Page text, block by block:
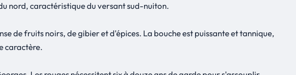
nord, caractéristique du versant sud-nuiton.
de fruits noirs, de gibier et d'épices. La bouche est puissante et tannique,
caractère.